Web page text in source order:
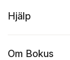
Hjälp
Om Bokus